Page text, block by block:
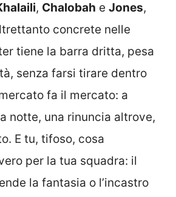
, Chalobah e Jones,
concrete nelle
tiene la barra dritta, pesa
senza farsi tirare dentro
fa il mercato: a
notte, una rinuncia altrove,
E tu, tifoso, cosa
per la tua squadra: il
la fantasia o l’incastro